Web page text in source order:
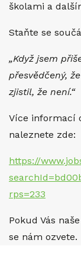
školami a
Staňte se
„Když jsem
přesvědčený,
zjistil, že není.“
Více informací
naleznete zde:
https://
rps=233
Pokud Vás
se nám ozvete.